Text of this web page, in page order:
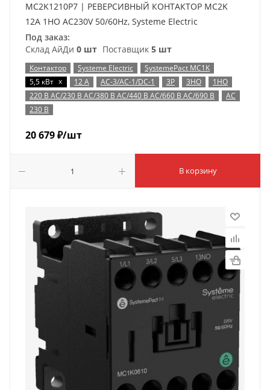
MC2K1210P7 | РЕВЕРСИВНЫЙ КОНТАКТОР MC2K
12A 1НО AC230V 50/60Hz, Systeme Electric
Под заказ:
Склад АйДи 0 шт Поставщик 5 шт
Контактор Systeme Electric
SystemePact MC1K
5,5 кВт x 12 А AC-3/AC-1/DC-1 3P 3НО
1НО
220 В AC/230 В AC/380 В AC/440 В AC/660 В AC/690 В
AC
230 В
20 679₽/шт
В корзину